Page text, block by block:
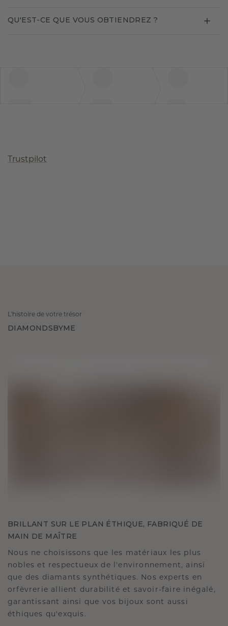
QU'EST-CE QUE VOUS OBTIENDREZ ?
Trustpilot
L'histoire de votre trésor
DIAMONDSBYME
BRILLANT SUR LE PLAN ÉTHIQUE, FABRIQUÉ DE
MAIN DE MAÎTRE
Nous ne choisissons que les matériaux les plus
nobles et respectueux de l'environnement, ainsi
que des diamants synthétiques. Nos experts en
orfèvrerie allient durabilité et savoir-faire inégalé,
garantissant ainsi que vos bijoux sont aussi
éthiques qu'exquis.